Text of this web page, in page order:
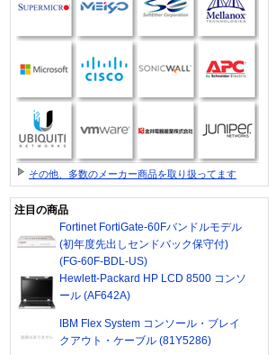
その他、多数のメーカー商品を取り扱ってます
注目の商品
Fortinet FortiGate-60Fバンドルモデル
(初年度先出しセンドバック保守付)
(FG-60F-BDL-US)
Hewlett-Packard HP LCD 8500 コンソ
ール (AF642A)
IBM Flex System コンソール・ブレイ
クアウト・ケーブル (81Y5286)